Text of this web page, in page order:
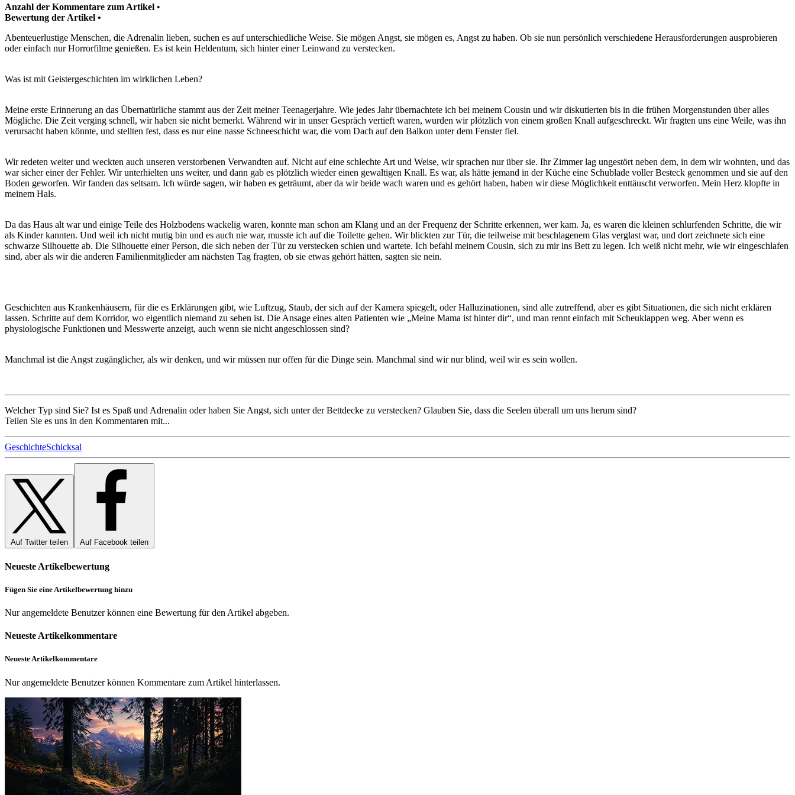
Anzahl der Kommentare zum Artikel •
Bewertung der Artikel •
Abenteuerlustige Menschen, die Adrenalin lieben, suchen es auf unterschiedliche Weise. Sie mögen Angst, sie mögen es, Angst zu haben. Ob sie nun persönlich verschiedene Herausforderungen ausprobieren
oder einfach nur Horrorfilme genießen. Es ist kein Heldentum, sich hinter einer Leinwand zu verstecken.
Was ist mit Geistergeschichten im wirklichen Leben?
Meine erste Erinnerung an das Übernatürliche stammt aus der Zeit meiner Teenagerjahre. Wie jedes Jahr übernachtete ich bei meinem Cousin und wir diskutierten bis in die frühen Morgenstunden über alles
Mögliche. Die Zeit verging schnell, wir haben sie nicht bemerkt. Während wir in unser Gespräch vertieft waren, wurden wir plötzlich von einem großen Knall aufgeschreckt. Wir fragten uns eine Weile, was ihn
verursacht haben könnte, und stellten fest, dass es nur eine nasse Schneeschicht war, die vom Dach auf den Balkon unter dem Fenster fiel.
Wir redeten weiter und weckten auch unseren verstorbenen Verwandten auf. Nicht auf eine schlechte Art und Weise, wir sprachen nur über sie. Ihr Zimmer lag ungestört neben dem, in dem wir wohnten, und das
war sicher einer der Fehler. Wir unterhielten uns weiter, und dann gab es plötzlich wieder einen gewaltigen Knall. Es war, als hätte jemand in der Küche eine Schublade voller Besteck genommen und sie auf den
Boden geworfen. Wir fanden das seltsam. Ich würde sagen, wir haben es geträumt, aber da wir beide wach waren und es gehört haben, haben wir diese Möglichkeit enttäuscht verworfen. Mein Herz klopfte in
meinem Hals.
Da das Haus alt war und einige Teile des Holzbodens wackelig waren, konnte man schon am Klang und an der Frequenz der Schritte erkennen, wer kam. Ja, es waren die kleinen schlurfenden Schritte, die wir
als Kinder kannten. Und weil ich nicht mutig bin und es auch nie war, musste ich auf die Toilette gehen. Wir blickten zur Tür, die teilweise mit beschlagenem Glas verglast war, und dort zeichnete sich eine
schwarze Silhouette ab. Die Silhouette einer Person, die sich neben der Tür zu verstecken schien und wartete. Ich befahl meinem Cousin, sich zu mir ins Bett zu legen. Ich weiß nicht mehr, wie wir eingeschlafen
sind, aber als wir die anderen Familienmitglieder am nächsten Tag fragten, ob sie etwas gehört hätten, sagten sie nein.
Geschichten aus Krankenhäusern, für die es Erklärungen gibt, wie Luftzug, Staub, der sich auf der Kamera spiegelt, oder Halluzinationen, sind alle zutreffend, aber es gibt Situationen, die sich nicht erklären
lassen. Schritte auf dem Korridor, wo eigentlich niemand zu sehen ist. Die Ansage eines alten Patienten wie „Meine Mama ist hinter dir“, und man rennt einfach mit Scheuklappen weg. Aber wenn es
physiologische Funktionen und Messwerte anzeigt, auch wenn sie nicht angeschlossen sind?
Manchmal ist die Angst zugänglicher, als wir denken, und wir müssen nur offen für die Dinge sein. Manchmal sind wir nur blind, weil wir es sein wollen.
Welcher Typ sind Sie? Ist es Spaß und Adrenalin oder haben Sie Angst, sich unter der Bettdecke zu verstecken? Glauben Sie, dass die Seelen überall um uns herum sind?
Teilen Sie es uns in den Kommentaren mit...
GeschichteSchicksal
Auf Twitter teilen Auf Facebook teilen
Neueste Artikelbewertung
Fügen Sie eine Artikelbewertung hinzu
Nur angemeldete Benutzer können eine Bewertung für den Artikel abgeben.
Neueste Artikelkommentare
Neueste Artikelkommentare
Nur angemeldete Benutzer können Kommentare zum Artikel hinterlassen.